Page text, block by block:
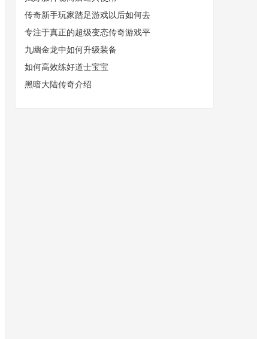
传奇新手玩家踏足游戏以后如何去
专注于真正的超级变态传奇游戏平
九幽金龙中如何升级装备
如何高效练好道士宝宝
黑暗大陆传奇介绍